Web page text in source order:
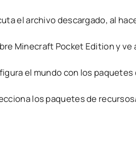
el archivo descargado, al
Minecraft Pocket Edition y ve
el mundo con los
los paquetes de